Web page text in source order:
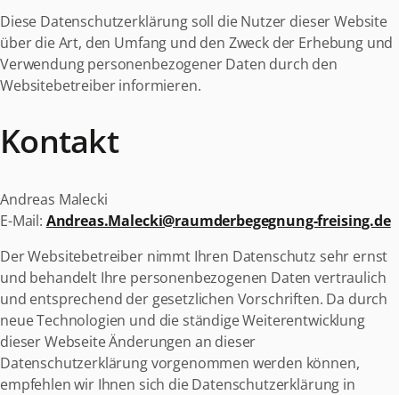
Diese Datenschutzerklärung soll die Nutzer dieser Website
über die Art, den Umfang und den Zweck der Erhebung und
Verwendung personenbezogener Daten durch den
Websitebetreiber informieren.
Kontakt
Andreas Malecki
E-Mail: Andreas.Malecki@raumderbegegnung-freising.de
Der Websitebetreiber nimmt Ihren Datenschutz sehr ernst
und behandelt Ihre personenbezogenen Daten vertraulich
und entsprechend der gesetzlichen Vorschriften. Da durch
neue Technologien und die ständige Weiterentwicklung
dieser Webseite Änderungen an dieser
Datenschutzerklärung vorgenommen werden können,
empfehlen wir Ihnen sich die Datenschutzerklärung in